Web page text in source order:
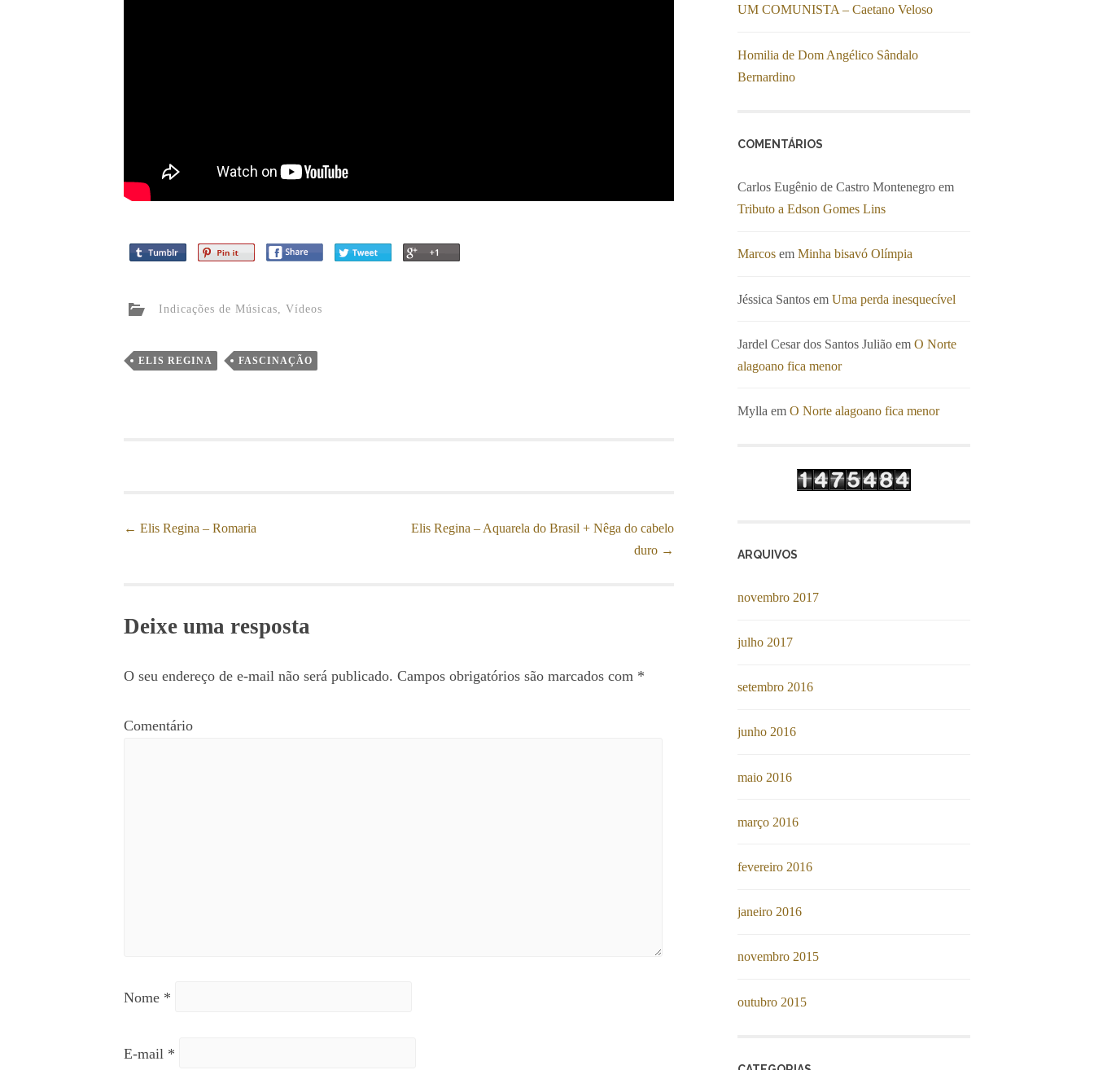
Indicações de Músicas, Vídeos
ELIS REGINA FASCINAÇÃO
Post navigation
← Elis Regina – Romaria
Elis Regina – Aquarela do Brasil + Nêga do cabelo
duro →
Deixe uma resposta
O seu endereço de e-mail não será publicado. Campos obrigatórios são marcados com *
Comentário
Nome *
E-mail *
UM COMUNISTA – Caetano Veloso
Homilia de Dom Angélico Sândalo
Bernardino
COMENTÁRIOS
Carlos Eugênio de Castro Montenegro em
Tributo a Edson Gomes Lins
Marcos em Minha bisavó Olímpia
Jéssica Santos em Uma perda inesquecível
Jardel Cesar dos Santos Julião em O Norte
alagoano fica menor
Mylla em O Norte alagoano fica menor
ARQUIVOS
novembro 2017
julho 2017
setembro 2016
junho 2016
maio 2016
março 2016
fevereiro 2016
janeiro 2016
novembro 2015
outubro 2015